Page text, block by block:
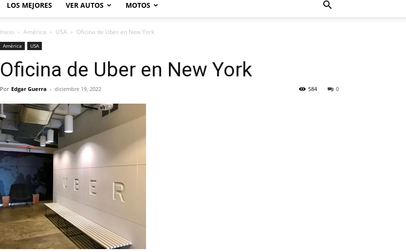
LOS MEJORES VER AUTOS MOTOS
Inicio América USA Oficina de Uber en New York
América USA
Oficina de Uber en New York
Por Edgar Guerra - diciembre 19, 2022 0
584